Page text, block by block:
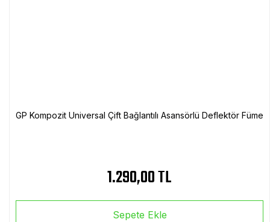
GP Kompozit Universal Çift Bağlantılı Asansörlü Deflektör Füme
1.290,00 TL
Sepete Ekle